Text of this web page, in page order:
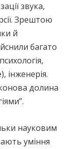
звука,
Зрештою
й
багато
інженерія.
долина
науковим
уміння